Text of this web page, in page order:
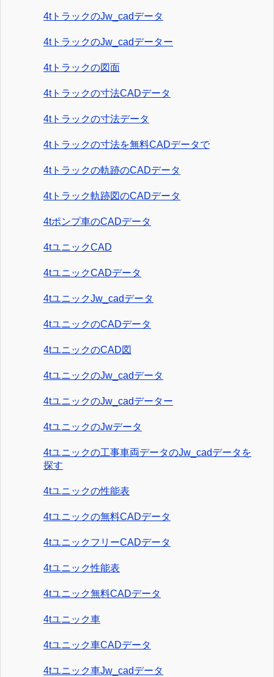
4tトラックのJw_cadデータ
4tトラックのJw_cadデーター
4tトラックの図面
4tトラックの寸法CADデータ
4tトラックの寸法データ
4tトラックの寸法を無料CADデータで
4tトラックの軌跡のCADデータ
4tトラック軌跡図のCADデータ
4tポンプ車のCADデータ
4tユニックCAD
4tユニックCADデータ
4tユニックJw_cadデータ
4tユニックのCADデータ
4tユニックのCAD図
4tユニックのJw_cadデータ
4tユニックのJw_cadデーター
4tユニックのJwデータ
4tユニックの工事車両データのJw_cadデータを
探す
4tユニックの性能表
4tユニックの無料CADデータ
4tユニックフリーCADデータ
4tユニック性能表
4tユニック無料CADデータ
4tユニック車
4tユニック車CADデータ
4tユニック車Jw_cadデータ